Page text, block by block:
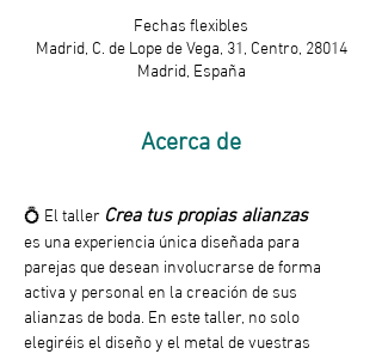
Fechas flexibles
Madrid, C. de Lope de Vega, 31, Centro, 28014
Madrid, España
Acerca de
💍 El taller Crea tus propias alianzas
es una experiencia única diseñada para
parejas que desean involucrarse de forma
activa y personal en la creación de sus
alianzas de boda. En este taller, no solo
elegiréis el diseño y el metal de vuestras